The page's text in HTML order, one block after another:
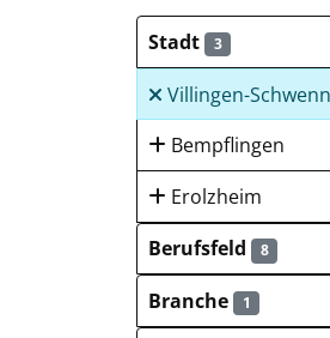
Stadt 3
Villingen-
Bempflingen
Erolzheim
Berufsfeld
8
Branche 1